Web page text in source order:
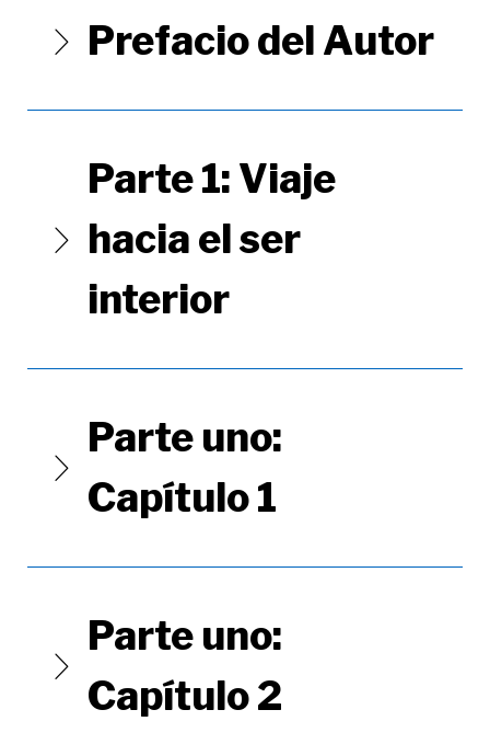
Prefacio del Autor
Parte 1: Viaje
hacia el ser
interior
Parte uno:
Capítulo 1
Parte uno:
Capítulo 2